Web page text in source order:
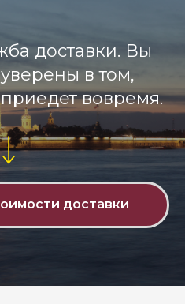
доставки. Вы
в том,
вовремя.
доставки